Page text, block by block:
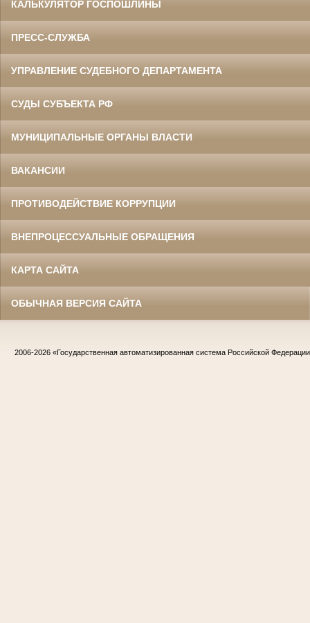
КАЛЬКУЛЯТОР ГОСПОШЛИНЫ
ПРЕСС-СЛУЖБА
УПРАВЛЕНИЕ СУДЕБНОГО ДЕПАРТАМЕНТА
СУДЫ СУБЪЕКТА РФ
МУНИЦИПАЛЬНЫЕ ОРГАНЫ ВЛАСТИ
ВАКАНСИИ
ПРОТИВОДЕЙСТВИЕ КОРРУПЦИИ
ВНЕПРОЦЕССУАЛЬНЫЕ ОБРАЩЕНИЯ
КАРТА САЙТА
ОБЫЧНАЯ ВЕРСИЯ САЙТА
2006-2026 «Государственная автоматизированная система Российской